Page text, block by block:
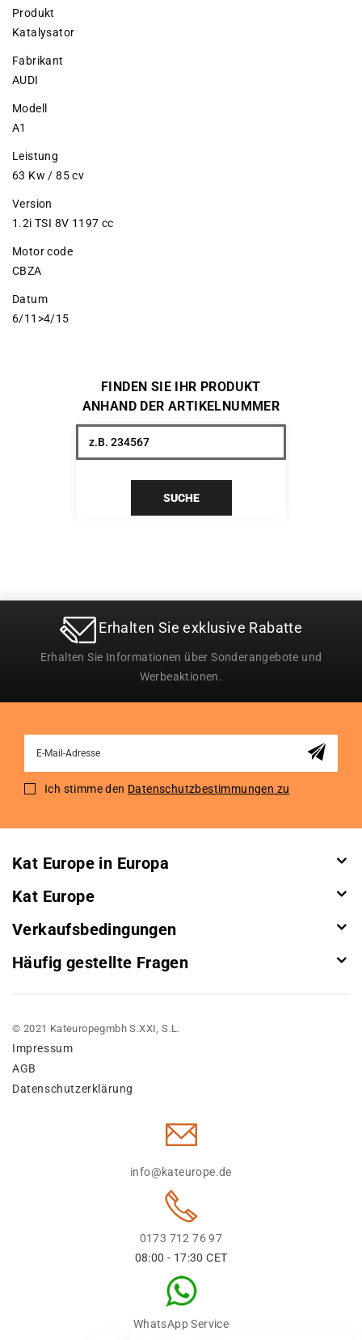
Produkt
Katalysator
Fabrikant
AUDI
Modell
A1
Leistung
63 Kw / 85 cv
Version
1.2i TSI 8V 1197 cc
Motor code
CBZA
Datum
6/11>4/15
FINDEN SIE IHR PRODUKT
ANHAND DER ARTIKELNUMMER
SUCHE
Erhalten Sie exklusive Rabatte
Erhalten Sie Informationen über Sonderangebote und
Werbeaktionen.
for
Ich stimme den Datenschutzbestimmungen zu
Kat Europe in Europa
Kat Europe
Verkaufsbedingungen
Häufig gestellte Fragen
© 2021 Kateuropegmbh S.XXI, S.L.
Impressum
AGB
Datenschutzerklärung
info@kateurope.de
0173 712 76 97
08:00 - 17:30 CET
WhatsApp Service